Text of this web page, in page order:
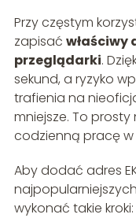
Przy częstym
zapisać właściwy
przeglądarki.
sekund, a ryzyko
trafienia na
mniejsze. To
codzienną pracę w
Aby dodać adres
wykonać takie kroki: